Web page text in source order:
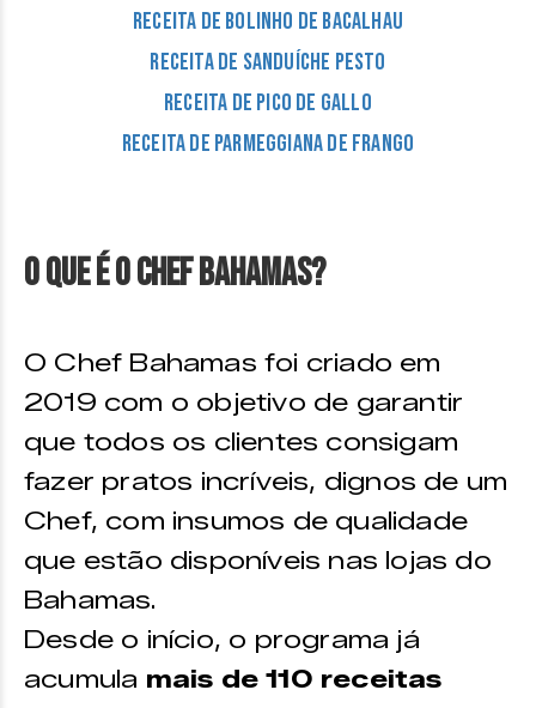
Receita de Bolinho de Bacalhau
Receita de Sanduíche Pesto
Receita de Pico de Gallo
Receita de Parmeggiana de Frango
O que é o Chef Bahamas?
O Chef Bahamas foi criado em
2019 com o objetivo de garantir
que todos os clientes consigam
fazer pratos incríveis, dignos de um
Chef, com insumos de qualidade
que estão disponíveis nas lojas do
Bahamas.
Desde o início, o programa já
acumula mais de 110 receitas